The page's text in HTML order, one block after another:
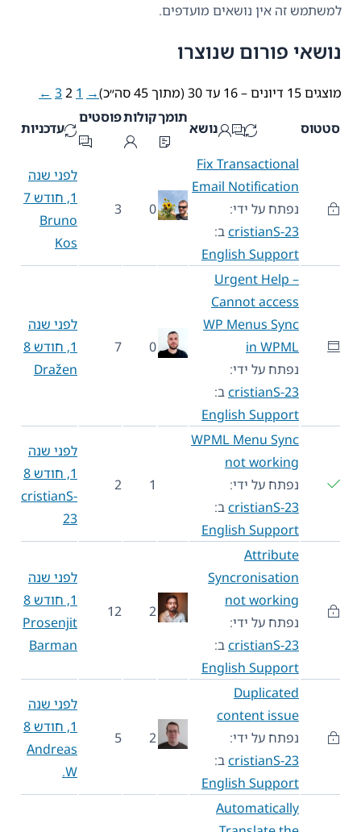
למשתמש זה אין נושאים מועדפים.
נושאי פורום שנוצרו
מוצגים 15 דיונים – 16 עד 30 (מתוך 45 סה״כ) →
1
2
3
←
סטטוס
נושא
תומךקולותפוסטים
עדכניות
Fix Transactional
Email Notification
נפתח על ידי:
cristianS-23ב:
English Support
0
3
לפני שנה
1, חודש 7
Bruno
Kos
Urgent Help –
Cannot access
WP Menus Sync
in WPML
נפתח על ידי:
cristianS-23ב:
English Support
0
7
לפני שנה
1, חודש 8
Dražen
WPML Menu Sync
not working
נפתח על ידי:
cristianS-23ב:
English Support
1
2
לפני שנה
1, חודש 8
cristianS-
23
Attribute
Syncronisation
not working
נפתח על ידי:
cristianS-23ב:
English Support
2
12
לפני שנה
1, חודש 8
Prosenjit
Barman
Duplicated
content issue
נפתח על ידי:
cristianS-23ב:
English Support
2
5
לפני שנה
1, חודש 8
Andreas
W.
Automatically